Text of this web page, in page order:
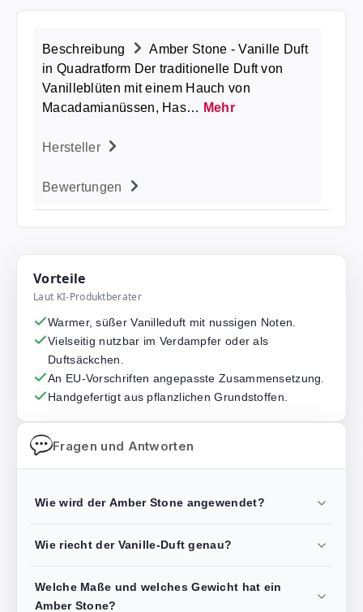
Beschreibung
Amber Stone - Vanille Duft
in Quadratform Der traditionelle Duft von
Vanilleblüten mit einem Hauch von
Macadamianüssen, Has… Mehr
Hersteller
Bewertungen
Vorteile
Laut KI-Produktberater
Warmer, süßer Vanilleduft mit nussigen Noten.
Vielseitig nutzbar im Verdampfer oder als
Duftsäckchen.
An EU-Vorschriften angepasste Zusammensetzung.
Handgefertigt aus pflanzlichen Grundstoffen.
Fragen und Antworten
Wie wird der Amber Stone angewendet?
Wie riecht der Vanille-Duft genau?
Welche Maße und welches Gewicht hat ein
Amber Stone?